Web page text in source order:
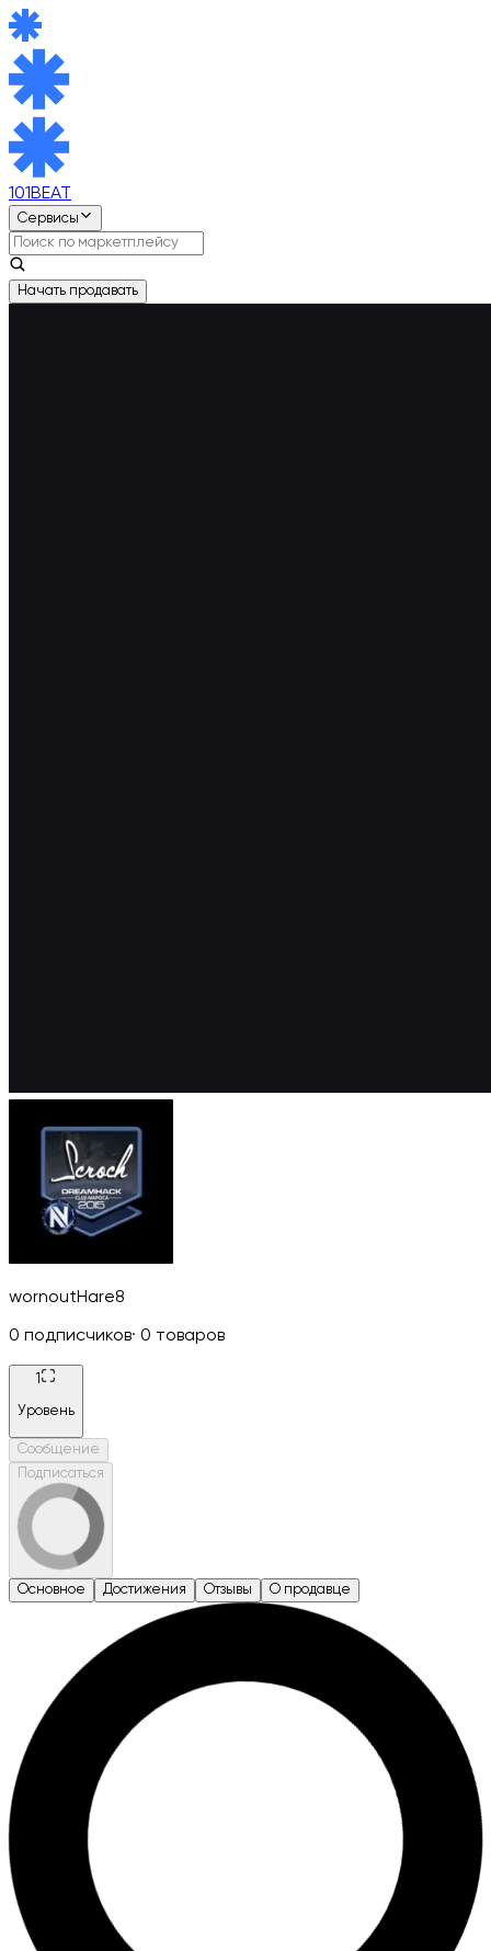
101BEAT
Сервисы
Начать продавать
wornoutHare8
0 подписчиков· 0 товаров
1
Уровень
Сообщение
Подписаться
Основное Достижения Отзывы О продавце